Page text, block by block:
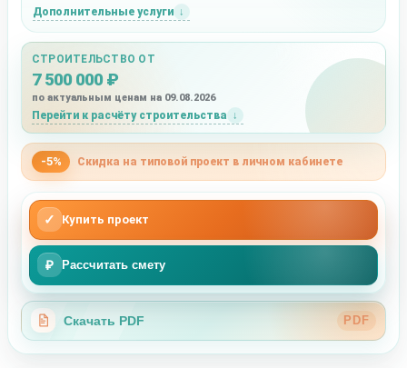
Дополнительные услуги
СТРОИТЕЛЬСТВО ОТ
7 500 000 ₽
по актуальным ценам на 09.08.2026
Перейти к расчёту строительства
-5% Скидка на типовой проект в личном кабинете
✓ Купить проект
₽ Рассчитать смету
Скачать PDF PDF